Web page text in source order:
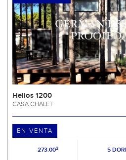
Helios 1200
CASA CHALET
EN VENTA
273.002 5